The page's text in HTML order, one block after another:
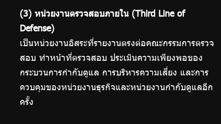
(3) หน่วยงานตรวจสอบภายใน (Third Line of
Defense)
เป็นหน่วยงานอิสระที่รายงานตรงต่อคณะกรรมการตรวจ
สอบ ทําหน้าที่ตรวจสอบ ประเมินความเพียงพอของ
กระบวนการกํากับดูแล การบริหารความเสี่ยง และการ
ควบคุมของหน่วยงานธุรกิจและหน่วยงานกํากับดูแลอีก
ครั้ง